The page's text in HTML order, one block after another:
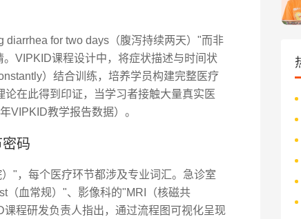
for two days（腹泻持续两天）"而非
VIPKID课程设计中，将症状描述与时间状
）结合训练，培养学员构建完整医疗
在此得到印证，当学习者接触大量真实医
VIPKID教学报告数据）。
码
"，每个医疗环节都涉及专业词汇。急诊室
（血常规）"、影像科的"MRI（核磁共
程研发负责人指出，通过流程图可视化呈现